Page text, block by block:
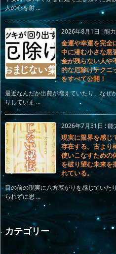
人の心を射 ...
2026年8月1日 :能
金運や幸運を完全
中に潜む小さな悪
金が残らない人や
的な厄除けテクニ
をすべて公開！
最近なんだか出費が増えていたり、なぜ
りしていま ...
2026年7月31日 :能
現実に限界を感じ
存在する。古より
使いこなすための
を破り望む未来を
れている。
目の前の現実に八方塞がりを感じていた
られずに思 ...
カテゴリー